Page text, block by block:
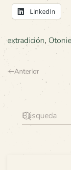
LinkedIn
extradición,
Anterior